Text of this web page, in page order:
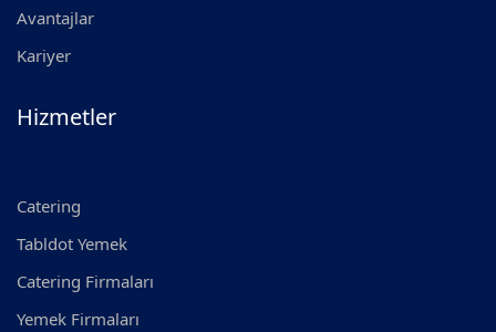
Avantajlar
Kariyer
Hizmetler
Catering
Tabldot Yemek
Catering Firmaları
Yemek Firmaları